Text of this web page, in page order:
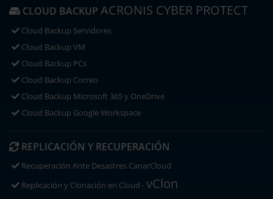
CLOUD BACKUP ACRONIS CYBER PROTECT
Cloud Backup Servidores
Cloud Backup VM
Cloud Backup PCs
Cloud Backup Correo
Cloud Backup Microsoft 365 y OneDrive
Cloud Backup Google Workspace
REPLICACIÓN Y RECUPERACIÓN
Recuperación Ante Desastres CanarCloud
Replicación y Clonación en Cloud -vClon